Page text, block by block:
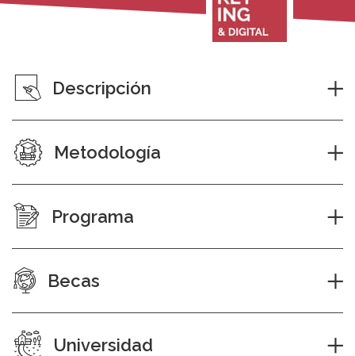
Descripción
Metodología
Programa
Becas
Universidad